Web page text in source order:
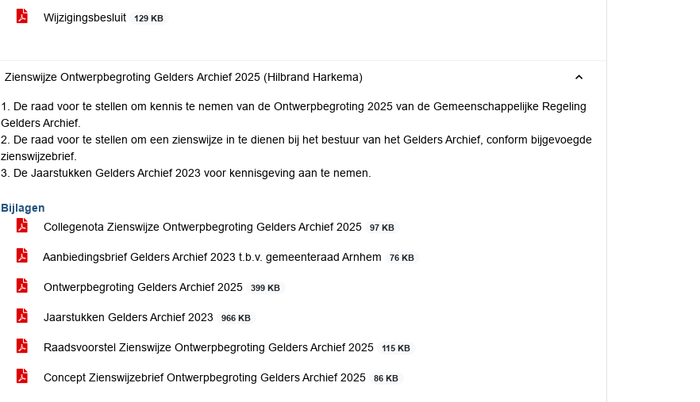
Wijzigingsbesluit 129 KB
Zienswijze Ontwerpbegroting Gelders Archief 2025 (Hilbrand Harkema)
1. De raad voor te stellen om kennis te nemen van de Ontwerpbegroting 2025 van de Gemeenschappelijke Regeling
Gelders Archief.
2. De raad voor te stellen om een zienswijze in te dienen bij het bestuur van het Gelders Archief, conform bijgevoegde
zienswijzebrief.
3. De Jaarstukken Gelders Archief 2023 voor kennisgeving aan te nemen.
Bijlagen
Collegenota Zienswijze Ontwerpbegroting Gelders Archief 2025
97 KB
Aanbiedingsbrief Gelders Archief 2023 t.b.v. gemeenteraad Arnhem 76 KB
Ontwerpbegroting Gelders Archief 2025 399 KB
Jaarstukken Gelders Archief 2023 966 KB
Raadsvoorstel Zienswijze Ontwerpbegroting Gelders Archief 2025 115 KB
Concept Zienswijzebrief Ontwerpbegroting Gelders Archief 2025 86 KB